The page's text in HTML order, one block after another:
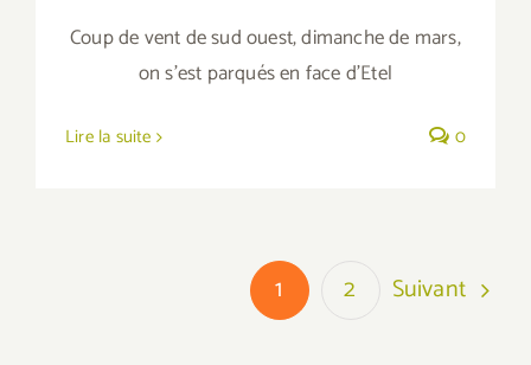
Coup de vent de sud ouest, dimanche de mars,
on s'est parqués en face d'Etel
Lire la suite 0
1 2 Suivant